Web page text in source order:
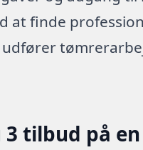
at finde
tilbud på